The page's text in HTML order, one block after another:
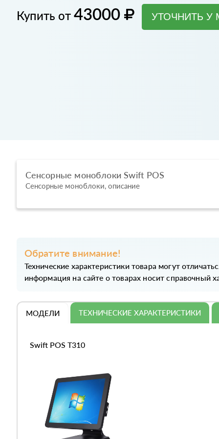
Купить от 43000 УТОЧНИТЬ У
Сенсорные моноблоки Swift POS
Сенсорные моноблоки, описание
Обратите внимание!
Технические характеристики товара могут
информация на сайте о товарах носит справочный
МОДЕЛИ ТЕХНИЧЕСКИЕ ХАРАКТЕРИСТИКИ
Swift POS T310